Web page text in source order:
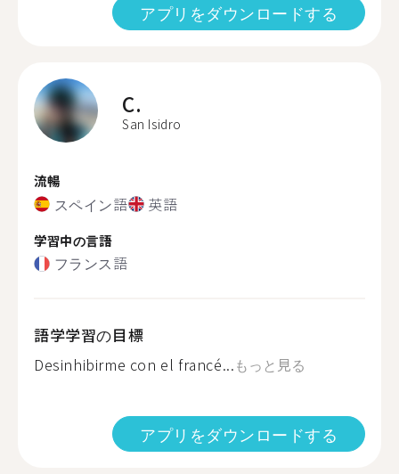
アプリをダウンロードする
C.
San Isidro
流暢
スペイン語 英語
学習中の言語
フランス語
語学学習の目標
Desinhibirme con el francé...もっと見る
アプリをダウンロードする